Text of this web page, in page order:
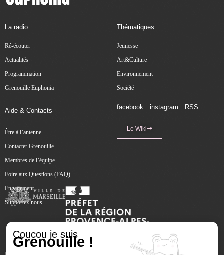
La radio
Ré-écouter
Actualités
Programmation
Grenouille Euphonia
Thématiques
Jeunesse
Art&Culture
Environnement
Société
Aide & Contacts
Être à l’antenne
Contacter Grenouille
Membres de l’équipe
Foire aux Questions (FAQ)
Engagement
Supportez-nous
facebook instagram RSS
Le Wiki
Coucou je suis
Grenouille !